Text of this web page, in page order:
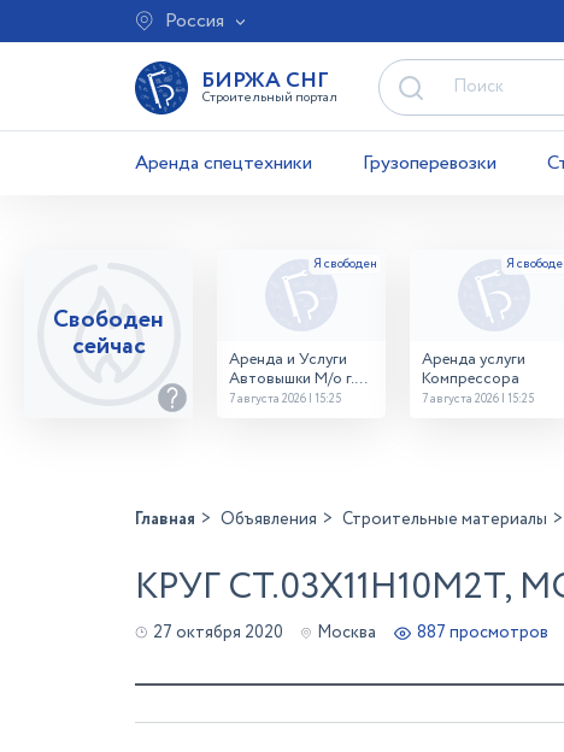
Россия
БИРЖА СНГ
Строительный портал
Аренда спецтехники Грузоперевозки
Свободен
сейчас
Аренда и Услуги
Автовышки М/о г.
Домодедово
7 августа 2026 | 15:25
Аренда услуги
Компрессора
7 августа 2026 | 15:25
Главная Объявления Строительные материалы
КРУГ СТ.03Х11Н10М2Т,
27 октября 2020 Москва 887 просмотров